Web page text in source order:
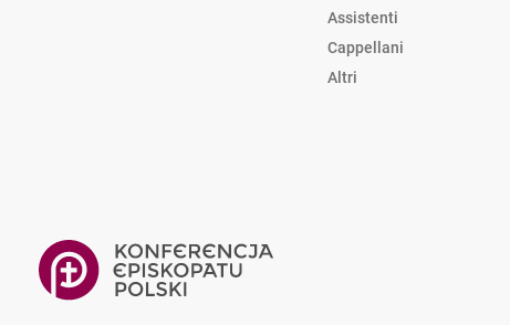
Assistenti
Cappellani
Altri